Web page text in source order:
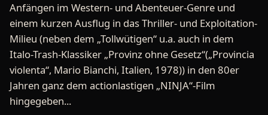
Anfängen im Western- und Abenteuer-Genre und
einem kurzen Ausflug in das Thriller- und Exploitation-
Milieu (neben dem „Tollwütigen“ u.a. auch in dem
Italo-Trash-Klassiker „Provinz ohne Gesetz“(„Provincia
violenta“, Mario Bianchi, Italien, 1978)) in den 80er
Jahren ganz dem actionlastigen „NINJA“-Film
hingegeben...